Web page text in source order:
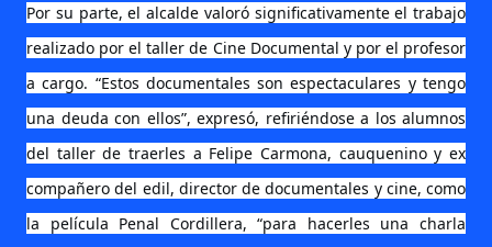
Por su parte, el alcalde valoró significativamente el trabajo
realizado por el taller de Cine Documental y por el profesor
a cargo. “Estos documentales son espectaculares y tengo
una deuda con ellos”, expresó, refiriéndose a los alumnos
del taller de traerles a Felipe Carmona, cauquenino y ex
compañero del edil, director de documentales y cine, como
la película Penal Cordillera, “para hacerles una charla